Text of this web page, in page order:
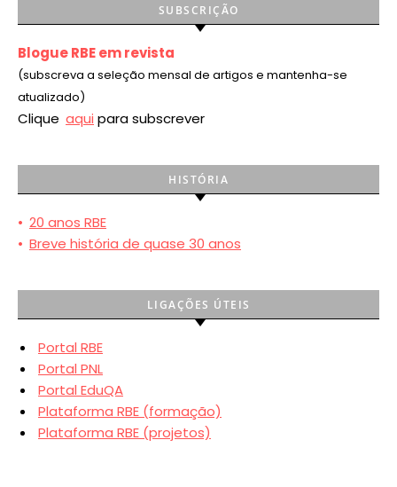
SUBSCRIÇÃO
Blogue RBE em revista
(subscreva a seleção mensal de artigos e mantenha-se
atualizado)
Clique aqui para subscrever
HISTÓRIA
• 20 anos RBE
• Breve história de quase 30 anos
LIGAÇÕES ÚTEIS
Portal RBE
Portal PNL
Portal EduQA
Plataforma RBE (formação)
Plataforma RBE (projetos)